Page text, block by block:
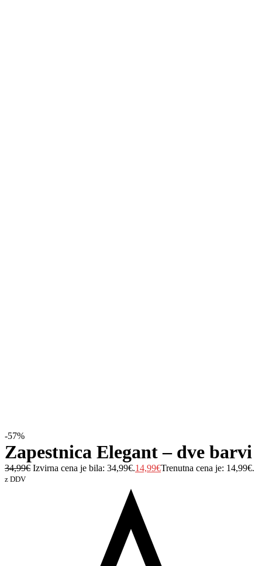
-57%
Zapestnica Elegant – dve barvi
34,99€ Izvirna cena je bila: 34,99€.14,99€Trenutna cena je: 14,99€.
z DDV